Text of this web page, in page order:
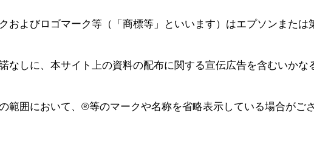
およびロゴマーク等（「商標等」といいます）はエプソンまたは
なしに、本サイト上の資料の配布に関する宣伝広告を含むいかな
囲において、®等のマークや名称を省略表示している場合がござ